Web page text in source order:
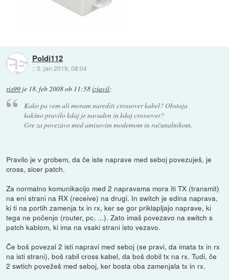
Poldi112
:: 5. jan 2019, 08:04
ris99 je 18. feb 2008 ob 11:58izjavil:
Kako pa vem ali moram narediti crossover kabel? Obstaja
kakšno pravilo kdaj je navaden in kdaj crossover?
Gre za povezavo med amisovim modemom in računalnikom.
Pravilo je v grobem, da če iste naprave med seboj povezuješ, je
cross, sicer patch.
Za normalno komunikacijo med 2 napravama mora iti TX (transmit)
na eni strani na RX (receive) na drugi. In switch je edina naprava,
ki ti na portih zamenja tx in rx, ker se gor priklapljajo naprave, ki
tega ne počenjo (router, pc, ...). Zato imaš povezavo na switch s
patch kablom, ki ima na vsaki strani isto vezavo.
Če boš povezal 2 isti napravi med seboj (se pravi, da imata tx in rx
na isti strani), boš rabil cross kabel, da boš dobil tx na rx. Tudi, če
2 swtich povežeš med seboj, ker bosta oba zamenjala tx in rx.